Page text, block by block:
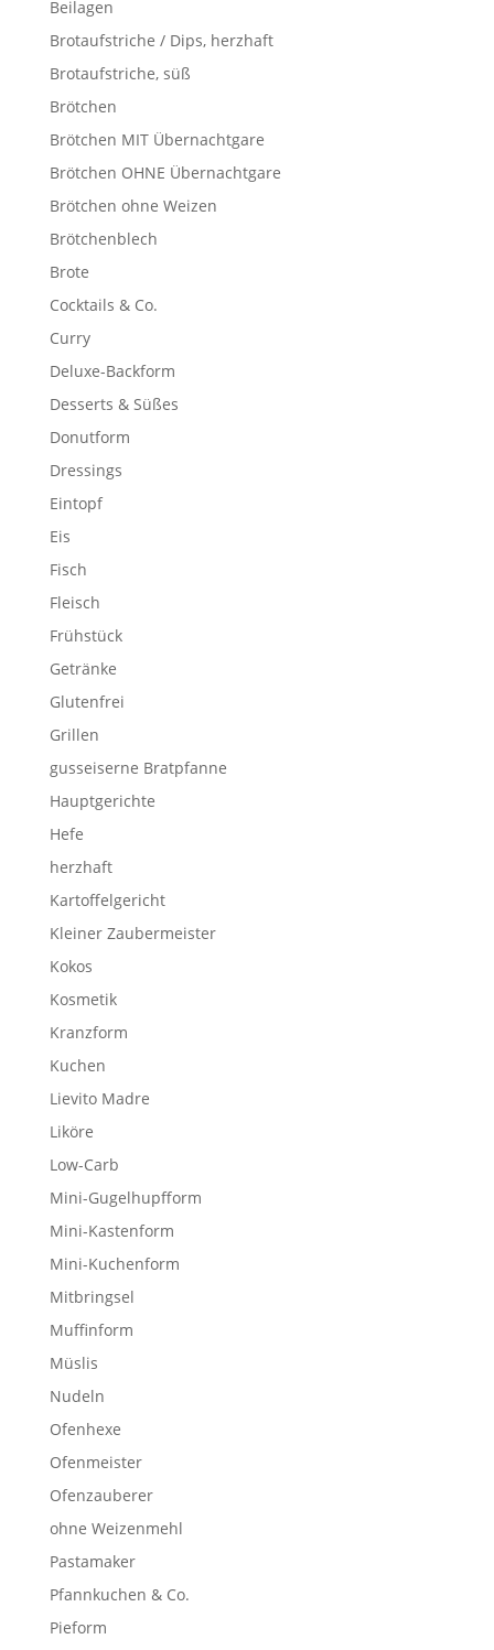
Beilagen
Brotaufstriche / Dips, herzhaft
Brotaufstriche, süß
Brötchen
Brötchen MIT Übernachtgare
Brötchen OHNE Übernachtgare
Brötchen ohne Weizen
Brötchenblech
Brote
Cocktails & Co.
Curry
Deluxe-Backform
Desserts & Süßes
Donutform
Dressings
Eintopf
Eis
Fisch
Fleisch
Frühstück
Getränke
Glutenfrei
Grillen
gusseiserne Bratpfanne
Hauptgerichte
Hefe
herzhaft
Kartoffelgericht
Kleiner Zaubermeister
Kokos
Kosmetik
Kranzform
Kuchen
Lievito Madre
Liköre
Low-Carb
Mini-Gugelhupfform
Mini-Kastenform
Mini-Kuchenform
Mitbringsel
Muffinform
Müslis
Nudeln
Ofenhexe
Ofenmeister
Ofenzauberer
ohne Weizenmehl
Pastamaker
Pfannkuchen & Co.
Pieform